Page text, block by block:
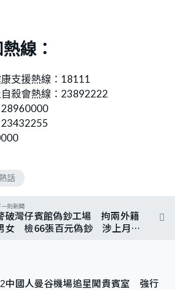
線：
康支援熱線：18111
殺會熱線：23892222
話
一則新聞
破灣仔賓館偽鈔工場 拘兩外籍
女 檢66張百元偽鈔 涉上月支
中國人曼谷機場追星闖貴賓室 強行